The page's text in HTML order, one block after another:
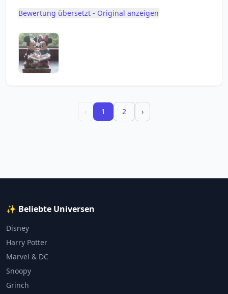
Bewertung übersetzt - Original anzeigen
‹ 1 2 ›
✨ Beliebte Universen
Disney
Harry Potter
Marvel & DC
Snoopy
Grinch